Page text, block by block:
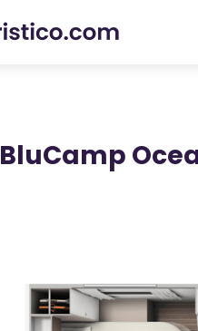
BluCamp